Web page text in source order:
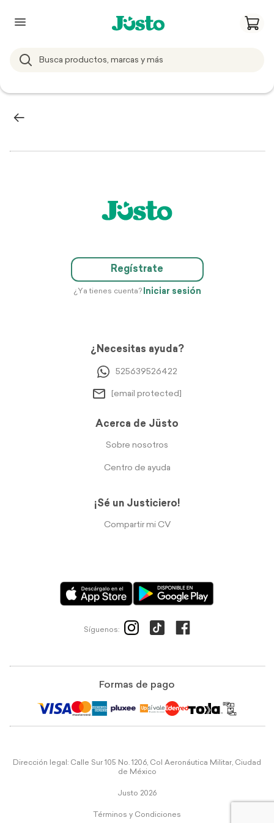
Regístrate
¿Ya tienes cuenta? Iniciar sesión
¿Necesitas ayuda?
525639526422
[email protected]
Acerca de Jüsto
Sobre nosotros
Centro de ayuda
¡Sé un Justiciero!
Compartir mi CV
Síguenos:
Formas de pago
Dirección legal: Calle Sur 105 No. 1206, Col Aeronáutica Militar, Ciudad
de México
Justo 2026
Términos y Condiciones